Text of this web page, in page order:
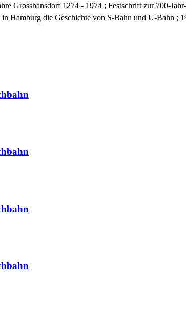
Grosshansdorf 1274 - 1974 ; Festschrift zur 700-
Hamburg die Geschichte von S-Bahn und U-Bahn ;